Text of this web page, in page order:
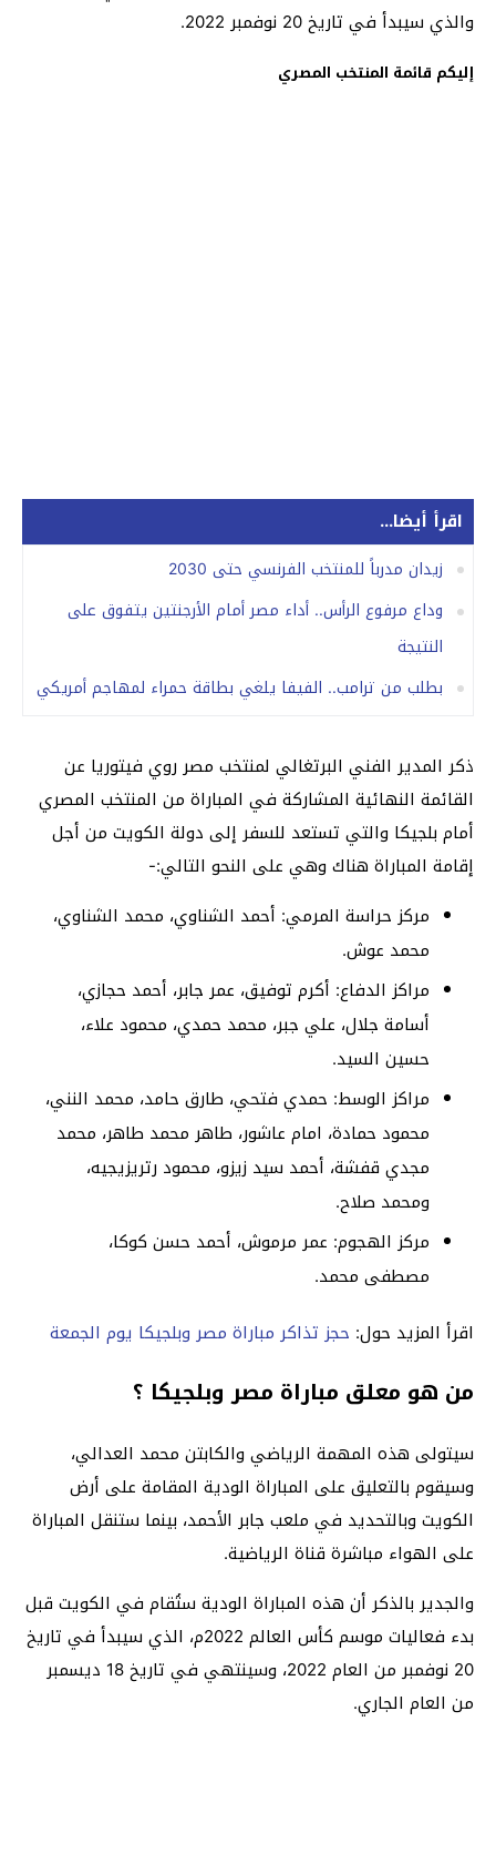
والذي سيبدأ في تاريخ 20 نوفمبر 2022.
إليكم قائمة المنتخب المصري
اقرأ أيضا...
زيدان مدرباً للمنتخب الفرنسي حتى 2030
وداع مرفوع الرأس.. أداء مصر أمام الأرجنتين يتفوق على
النتيجة
بطلب من ترامب.. الفيفا يلغي بطاقة حمراء لمهاجم أمريكي
ذكر المدير الفني البرتغالي لمنتخب مصر روي فيتوريا عن
القائمة النهائية المشاركة في المباراة من المنتخب المصري
أمام بلجيكا والتي تستعد للسفر إلى دولة الكويت من أجل
إقامة المباراة هناك وهي على النحو التالي:-
مركز حراسة المرمي: أحمد الشناوي، محمد الشناوي،
محمد عوش.
مراكز الدفاع: أكرم توفيق، عمر جابر، أحمد حجازي،
أسامة جلال، علي جبر، محمد حمدي، محمود علاء،
حسين السيد.
مراكز الوسط: حمدي فتحي، طارق حامد، محمد النني،
محمود حمادة، امام عاشور، طاهر محمد طاهر، محمد
مجدي قفشة، أحمد سيد زيزو، محمود رتريزيجيه،
ومحمد صلاح.
مركز الهجوم: عمر مرموش، أحمد حسن كوكا،
مصطفى محمد.
اقرأ المزيد حول: حجز تذاكر مباراة مصر وبلجيكا يوم الجمعة
من هو معلق مباراة مصر وبلجيكا ؟
سيتولى هذه المهمة الرياضي والكابتن محمد العدالي،
وسيقوم بالتعليق على المباراة الودية المقامة على أرض
الكويت وبالتحديد في ملعب جابر الأحمد، بينما ستنقل المباراة
على الهواء مباشرة قناة الرياضية.
والجدير بالذكر أن هذه المباراة الودية ستُقام في الكويت قبل
بدء فعاليات موسم كأس العالم 2022م، الذي سيبدأ في تاريخ
20 نوفمبر من العام 2022، وسينتهي في تاريخ 18 ديسمبر
من العام الجاري.